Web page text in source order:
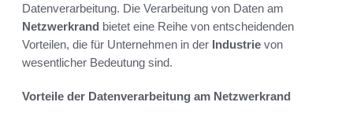
Datenverarbeitung. Die Verarbeitung von Daten am
Netzwerkrand bietet eine Reihe von entscheidenden
Vorteilen, die für Unternehmen in der Industrie von
wesentlicher Bedeutung sind.
Vorteile der Datenverarbeitung am Netzwerkrand